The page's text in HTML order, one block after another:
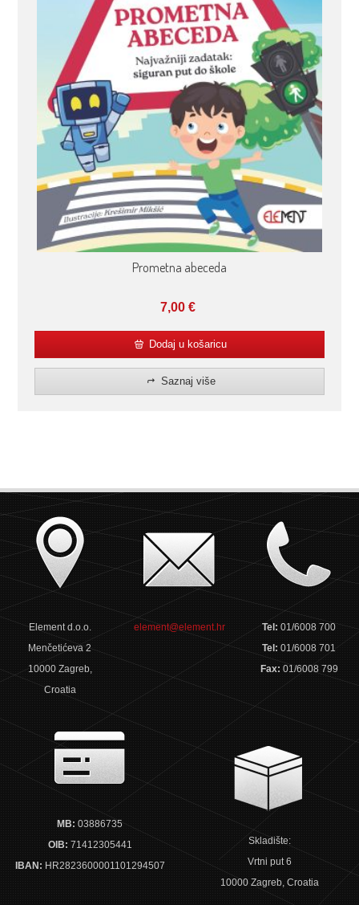
Prometna abeceda
7,00€
Dodaj u košaricu
Saznaj više
Element d.o.o.
Menčetićeva 2
10000 Zagreb,
Croatia
element@element.hr Tel:01/6008 700
Tel:01/6008 701
Fax: 01/6008 799
MB: 03886735
OIB: 71412305441
IBAN: HR2823600001101294507
Skladište:
Vrtni put 6
10000 Zagreb, Croatia